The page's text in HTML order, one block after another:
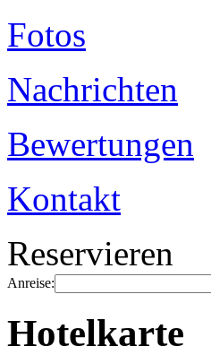
Fotos
Nachrichten
Bewertungen
Kontakt
Reservieren
Anreise:
Hotelkarte